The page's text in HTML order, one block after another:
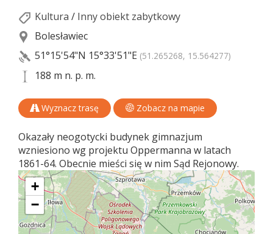
Kultura / Inny obiekt zabytkowy
Bolesławiec
51°15'54"N 15°33'51"E (51.265268, 15.564277)
188 m n. p. m.
Wyznacz trasę Zobacz na mapie
Okazały neogotycki budynek gimnazjum
wzniesiono wg projektu Oppermanna w latach
1861-64. Obecnie mieści się w nim Sąd Rejonowy.
+
−